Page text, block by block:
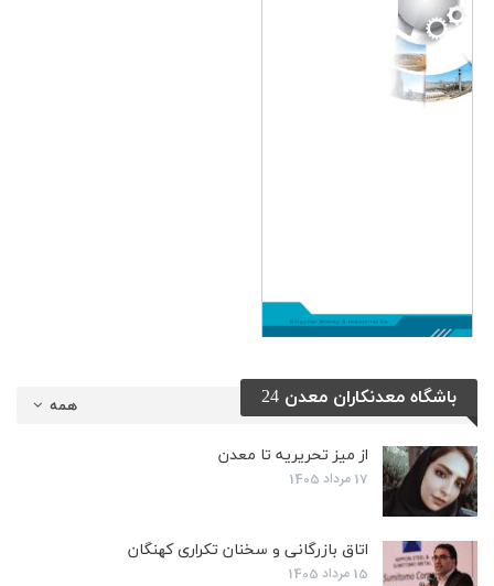
همه باشگاه معدنکاران معدن 24
از میز تحریریه تا معدن
17 مرداد 1405
اتاق بازرگانی و سخنان تکراری کهنگان
15 مرداد 1405